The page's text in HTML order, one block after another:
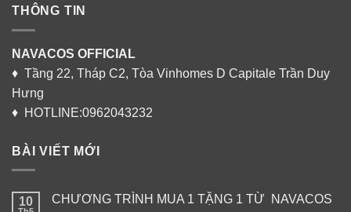
THÔNG TIN
NAVACOS OFFICIAL
♦ Tầng 22, Tháp C2, Tòa Vinhomes D Capitale Trần Duy
Hưng
♦ HOTLINE:0962043232
BÀI VIẾT MỚI
10 CHƯƠNG TRÌNH MUA 1 TẶNG 1 TỪ NAVACOS